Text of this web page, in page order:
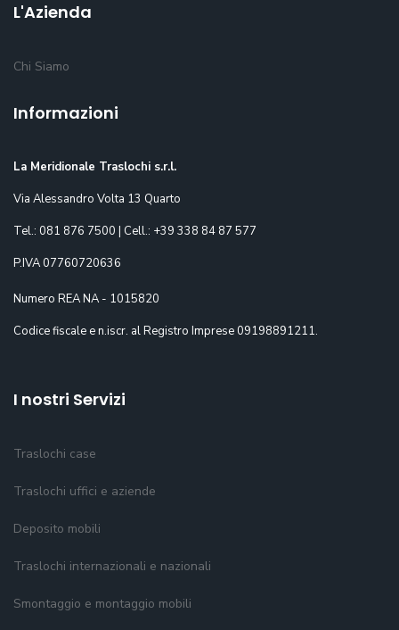
L'Azienda
Chi Siamo
Informazioni
La Meridionale Traslochi s.r.l.
Via Alessandro Volta 13 Quarto
Tel.: 081 876 7500 | Cell.: +39 338 84 87 577
P.IVA 07760720636
Numero REA NA - 1015820
Codice fiscale e n.iscr. al Registro Imprese 09198891211.
I nostri Servizi
Traslochi case
Traslochi uffici e aziende
Deposito mobili
Traslochi internazionali e nazionali
Smontaggio e montaggio mobili